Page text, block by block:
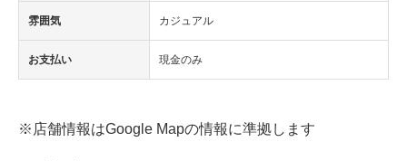
雰囲気 カジュアル
お支払い 現金のみ
※店舗情報はGoogle Mapの情報に準拠します